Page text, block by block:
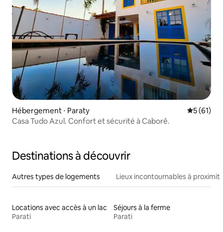
Hébergement ⋅ Paraty
5 (61)
Casa Tudo Azul. Confort et sécurité à Caborê.
Destinations à découvrir
Autres types de logements Lieux incontournables à
Locations avec accès à un lac
Parati
Séjours à la ferme
Parati